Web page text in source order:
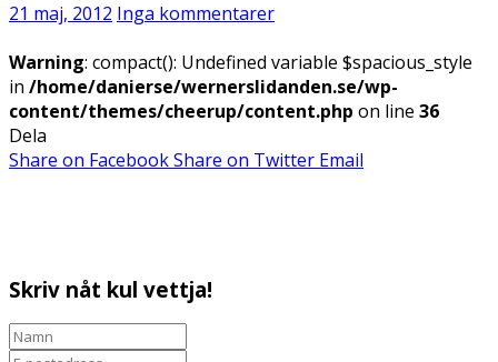
21 maj, 2012 Inga kommentarer
Warning: compact(): Undefined variable $spacious_style
in /home/danierse/wernerslidanden.se/wp-
content/themes/cheerup/content.php on line 36
Dela
Share on FacebookShare on Twitter Email
Skriv nåt kul vettja!